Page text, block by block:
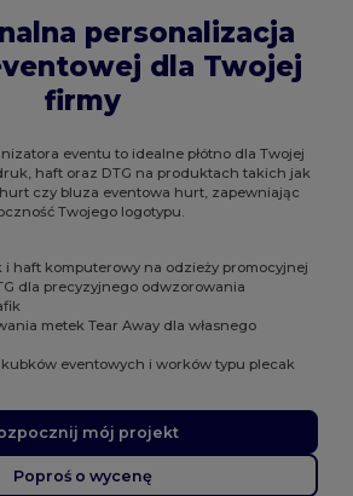
personalizacja
dla Twojej
firmy
eventu to idealne płótno dla Twojej
haft oraz DTG na produktach takich jak
czy bluza eventowa hurt, zapewniając
Twojego logotypu.
i haft komputerowy na odzieży promocyjnej
dla precyzyjnego odwzorowania
metek Tear Away dla własnego
eventowych i worków typu plecak
mój projekt
Poproś o wycenę